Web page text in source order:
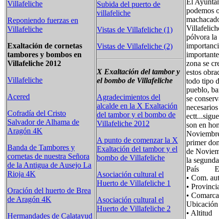
Villafeliche
Reponiendo fuerzas en
Villafeliche
Exaltación de cornetas
tambores y bombos en
Villafeliche 2012
Villafeliche
Acered
Cofradía del Cristo
Salvador de Alhama de
Aragón 4K
Banda de Tambores y
cornetas de nuestra Señora
de la Antigua de Ausejo La
Rioja 4K
Oración del huerto de Brea
de Aragón 4K
Hermandades de Calatayud
Subida del puerto de
villafeliche
Vistas de Villafeliche (1)
Vistas de Villafeliche (2)
X Exaltación del tambor y
el bombo de Villafeliche
Agradecimientos del
alcalde en la X Exaltación
del tambor y el bombo de
Villafeliche 2012
A punto de comenzar la X
Exaltación del tambor y el
bombo de Villafeliche
Asociación cultural el
Huerto de Villafeliche 1
Asociación cultural el
Huerto de Villafeliche 2
El
podemos
pólvora la
zona se
estos
todo tipo
pueblo,
se
son en
primer
de
la
País
• Com.
•
•
•